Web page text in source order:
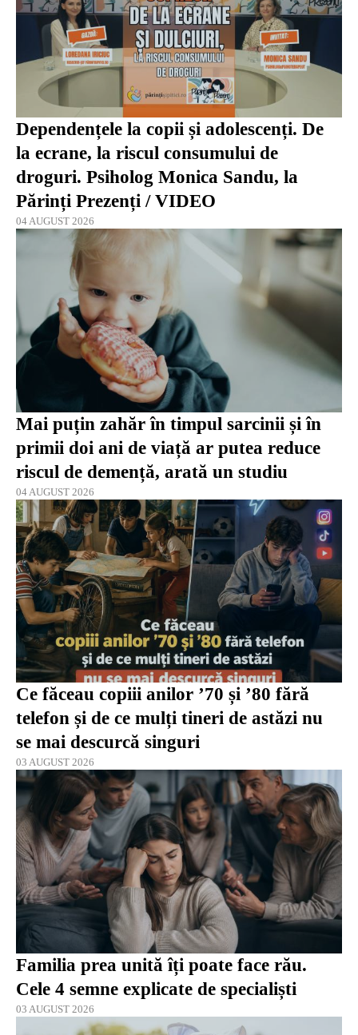
Dependențele la copii și adolescenți. De
la ecrane, la riscul consumului de
droguri. Psiholog Monica Sandu, la
Părinți Prezenți / VIDEO
04 AUGUST 2026
Mai puțin zahăr în timpul sarcinii și în
primii doi ani de viață ar putea reduce
riscul de demență, arată un studiu
04 AUGUST 2026
Ce făceau copiii anilor ’70 și ’80 fără
telefon și de ce mulți tineri de astăzi nu
se mai descurcă singuri
03 AUGUST 2026
Familia prea unită îți poate face rău.
Cele 4 semne explicate de specialiști
03 AUGUST 2026